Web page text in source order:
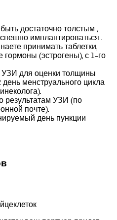
достаточно толстым ,
имплантироваться .
принимать таблетки,
(эстрогены), с 1-го
УЗИ для оценки толщины
менструального цикла
результатам УЗИ (по
почте).
день пункции